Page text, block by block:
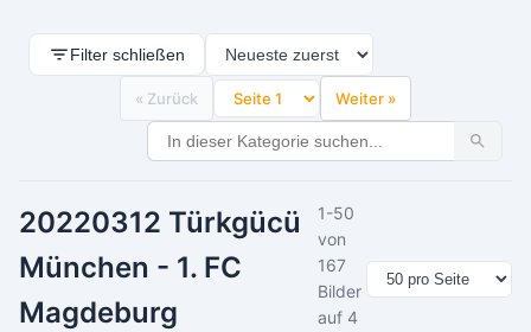
Filter schließen
« Zurück Weiter »
20220312 Türkgücü
München - 1. FC
Magdeburg
1-50
von
167
Bilder
auf 4